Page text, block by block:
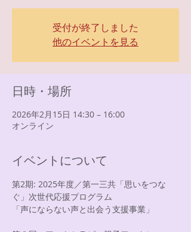
受付が終了しました
他のイベントを見る
日時・場所
2026年2月15日 14:30 – 16:00
オンライン
イベントについて
第2期: 2025年度／第一三共「思いをつな
ぐ」次世代応援プログラム
「声にならない声と出会う支援事業」